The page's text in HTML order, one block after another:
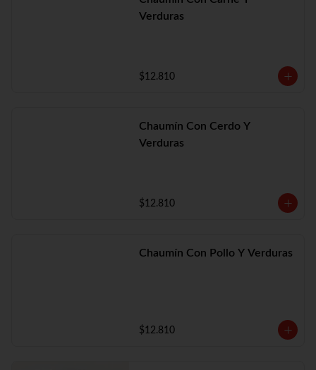
Verduras
$12.810
Chaumín Con Cerdo Y
Verduras
$12.810
Chaumín Con Pollo Y Verduras
$12.810